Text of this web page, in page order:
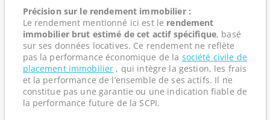
Précision sur le rendement immobilier :
Le rendement mentionné ici est le rendement
immobilier brut estimé de cet actif spécifique, basé
sur ses données locatives. Ce rendement ne reflète
pas la performance économique de la société civile de
placement immobilier , qui intègre la gestion, les frais
et la performance de l’ensemble de ses actifs. Il ne
constitue pas une garantie ou une indication fiable de
la performance future de la SCPI.